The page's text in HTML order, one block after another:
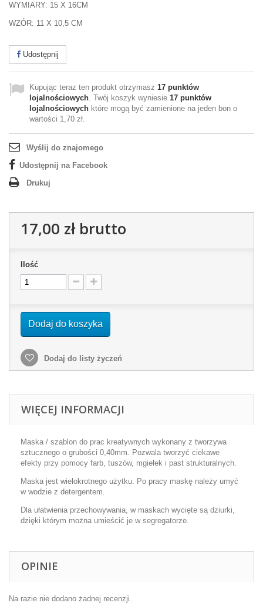
WYMIARY: 15 X 16CM
WZÓR: 11 X 10,5 CM
Udostępnij
Kupując teraz ten produkt otrzymasz 17 punktów
lojalnościowych. Twój koszyk wyniesie 17 punktów
lojalnościowych które mogą być zamienione na jeden bon o
wartości 1,70 zł.
Wyślij do znajomego
Udostępnij na Facebook
Drukuj
17,00 złbrutto
Ilość
Dodaj do koszyka
Dodaj do listy życzeń
WIĘCEJ INFORMACJI
Maska / szablon do prac kreatywnych wykonany z tworzywa
sztucznego o grubości 0,40mm. Pozwala tworzyć ciekawe
efekty przy pomocy farb, tuszów, mgiełek i past strukturalnych.
Maska jest wielokrotnego użytku. Po pracy maskę należy umyć
w wodzie z detergentem.
Dla ułatwienia przechowywania, w maskach wycięte są dziurki,
dzięki którym można umieścić je w segregatorze.
OPINIE
Na razie nie dodano żadnej recenzji.